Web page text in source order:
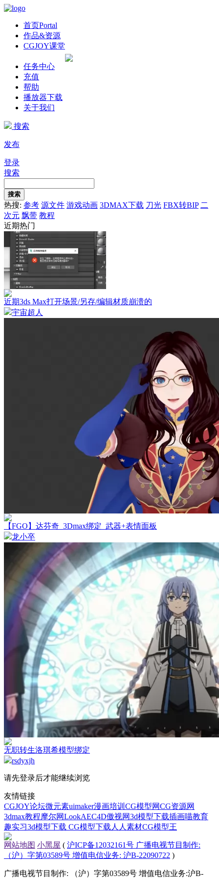
首页Portal
作品&资源
CGJOY课堂
任务中心
充值
帮助
播放器下载
关于我们
搜索
发布
登录
搜索
搜索
热搜: 参考 源文件 游戏动画 3DMAX下载 刀光 FBX转BIP 二
次元 飘带 教程
近期热门
近期3ds Max打开场景/另存/编辑材质崩溃的
宇宙超人
【FGO】达芬奇_3Dmax绑定_武器+表情面板
龙小卒
无职转生洛琪希模型绑定
rsdyxjh
请先登录后才能继续浏览
友情链接
CGJOY论坛微元素uimaker漫画培训 CG模型网CG资源网
3dmax教程摩尔网LookAEC4D傲视网3d模型下载插画喵教育
趣实习3d模型下载 CG模型下载 人人素材CG模型王
网站地图 小黑屋 ( 沪ICP备12032161号 广播电视节目制作:
（沪）字第03589号 增值电信业务: 沪B-22090722 )
广播电视节目制作: （沪）字第03589号 增值电信业务:沪B-